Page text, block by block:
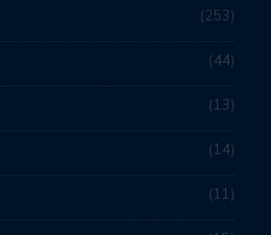
253
44
13
14
11